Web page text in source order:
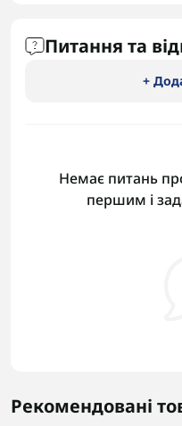
Питання та
+
Немає питань
першим і
Рекомендовані